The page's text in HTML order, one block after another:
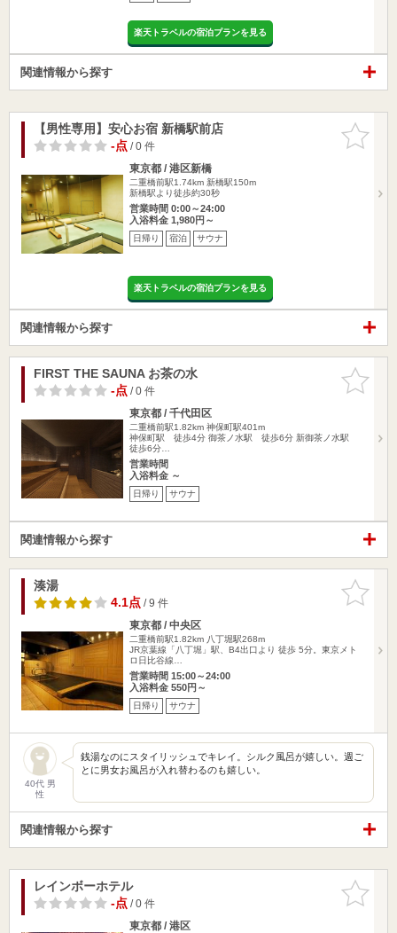
楽天トラベルの宿泊プランを見る
関連情報から探す
お気に入
りに追加
【男性専用】安心お宿 新橋駅前店
-点/ 0 件
東京都 / 港区新橋
二重橋前駅1.74km 新橋駅150m
新橋駅より徒歩約30秒
営業時間 0:00～24:00
入浴料金 1,980円～
日帰り 宿泊 サウナ
楽天トラベルの宿泊プランを見る
関連情報から探す
お気に入
りに追加
FIRST THE SAUNA お茶の水
-点/ 0 件
東京都 / 千代田区
二重橋前駅1.82km 神保町駅401m
神保町駅 徒歩4分 御茶ノ水駅 徒歩6分 新御茶ノ水駅
徒歩6分…
営業時間
入浴料金 ～
日帰り サウナ
関連情報から探す
お気に入
りに追加
湊湯
4.1点/ 9 件
東京都 / 中央区
二重橋前駅1.82km 八丁堀駅268m
JR京葉線「八丁堀」駅、B4出口より 徒歩 5分。東京メト
ロ日比谷線…
営業時間 15:00～24:00
入浴料金 550円～
日帰り サウナ
40代 男
性
銭湯なのにスタイリッシュでキレイ。シルク風呂が嬉しい。週ご
とに男女お風呂が入れ替わるのも嬉しい。
関連情報から探す
お気に入
りに追加
レインボーホテル
-点/ 0 件
東京都 / 港区